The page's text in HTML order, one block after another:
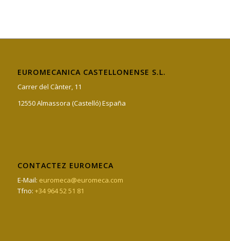
EUROMECANICA CASTELLONENSE S.L.
Carrer del Cànter, 11
12550 Almassora (Castelló) España
CONTACTEZ EUROMECA
E-Mail: euromeca@euromeca.com
Tfno: +34 964 52 51 81